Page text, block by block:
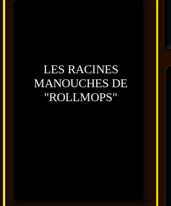
LES RACINES
MANOUCHES DE
"ROLLMOPS"